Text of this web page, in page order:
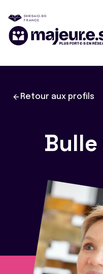
Retour aux profils
Bulle